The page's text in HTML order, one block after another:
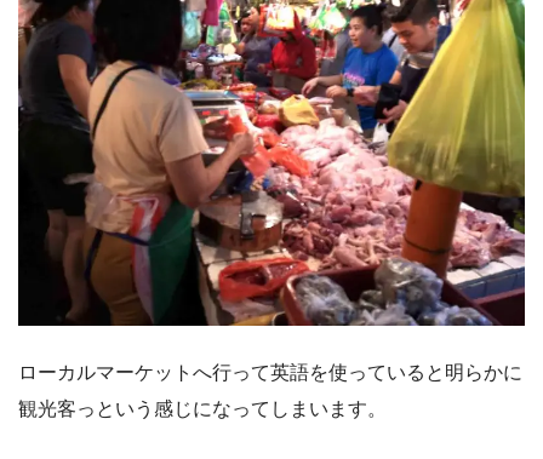
ローカルマーケットへ行って英語を使っていると明らかに
観光客っという感じになってしまいます。